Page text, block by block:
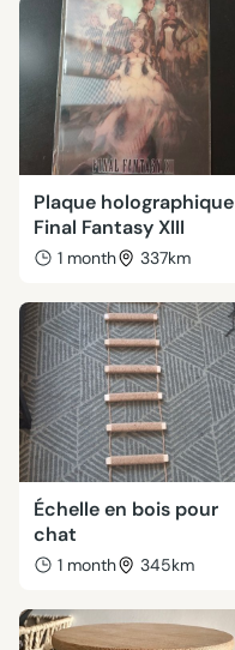
Plaque holographique
Final Fantasy XIII
1 month 337km
Échelle en bois pour
chat
1 month 345km